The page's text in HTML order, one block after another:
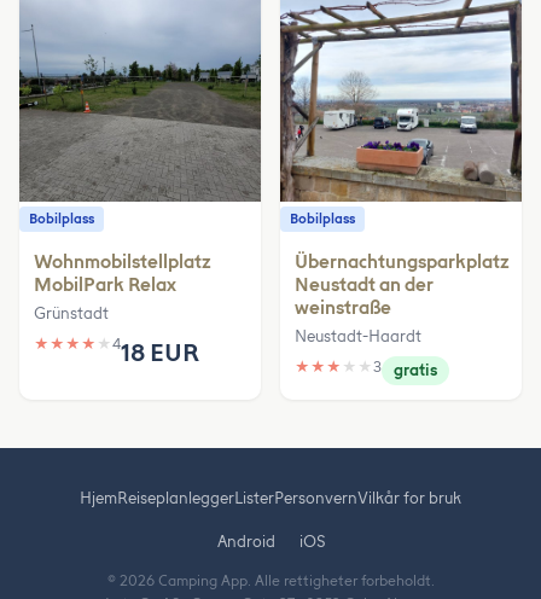
Bobilplass
Wohnmobilstellplatz
MobilPark Relax
Grünstadt
★ ★ ★ ★ ★ 418 EUR
Bobilplass
Übernachtungsparkplatz
Neustadt an der
weinstraße
Neustadt-Haardt
★ ★ ★ ★ ★ 3 gratis
HjemReiseplanleggerListerPersonvernVilkår for bruk
Android iOS
© 2026 Camping App. Alle rettigheter forbeholdt.